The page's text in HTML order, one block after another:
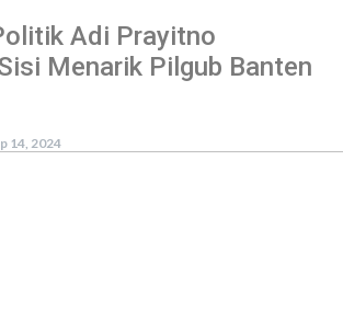
Adi Prayitno
Menarik Pilgub Banten
14, 2024